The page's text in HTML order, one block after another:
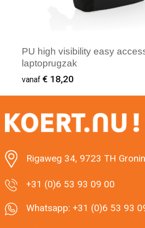
PU high visibility easy
laptoprugzak
vanaf € 18,20
Minimale afname: 1
Rigaweg 34, 9723 TH
+31 (0)6 53 93 09 00
Whatsapp: +31 (0)6 53 93